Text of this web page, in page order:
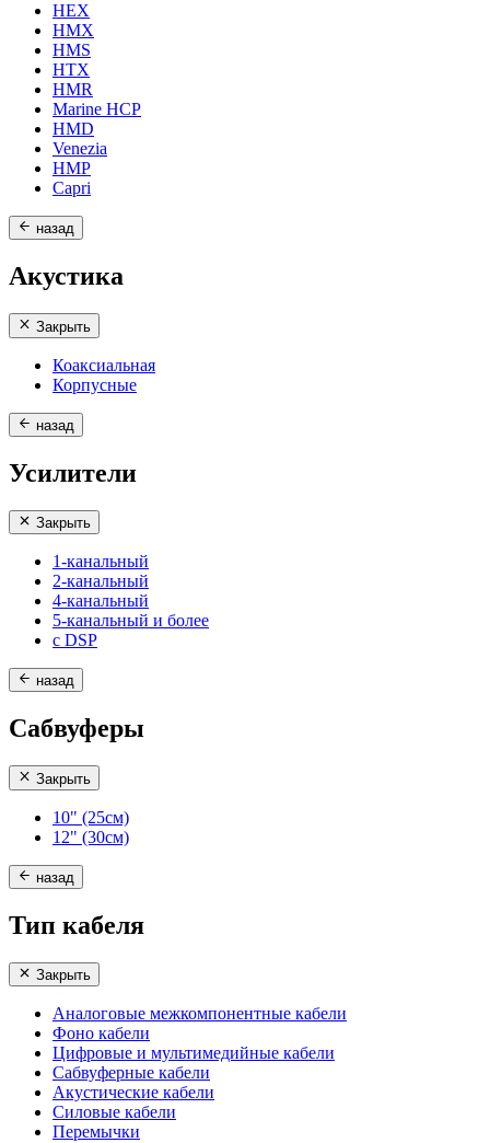
HEX
HMX
HMS
HTX
HMR
Marine HCP
HMD
Venezia
HMP
Capri
назад
Акустика
Закрыть
Коаксиальная
Корпусные
назад
Усилители
Закрыть
1-канальный
2-канальный
4-канальный
5-канальный и более
с DSP
назад
Сабвуферы
Закрыть
10" (25см)
12" (30см)
назад
Тип кабеля
Закрыть
Аналоговые межкомпонентные кабели
Фоно кабели
Цифровые и мультимедийные кабели
Сабвуферные кабели
Акустические кабели
Силовые кабели
Перемычки